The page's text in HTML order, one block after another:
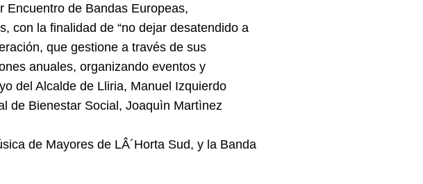
Encuentro de Bandas Europeas,
con la finalidad de “no dejar desatendido a
que gestione a través de sus
anuales, organizando eventos y
del Alcalde de Lliria, Manuel Izquierdo
de Bienestar Social, Joaquìn Martìnez
de Mayores de LÂ´Horta Sud, y la Banda